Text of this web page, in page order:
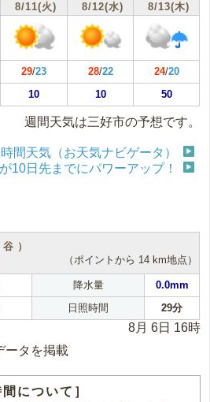
8/11(火) 8/12(水) 8/13(木)
29/23 28/22 24/20
10 10 50
週間天気は三好市の予想です。
間天気（お天気ナビゲータ）
10日先までにパワーアップ！
）
（ポイントから 14 km地点）
降水量
0.0mm
日照時間 29分
8月 6日 16時
ータを掲載
について］